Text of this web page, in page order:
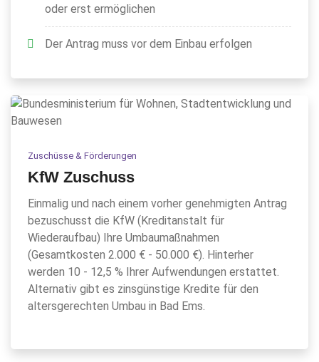
oder erst ermöglichen
Der Antrag muss vor dem Einbau erfolgen
Zuschüsse & Förderungen
KfW Zuschuss
Einmalig und nach einem vorher genehmigten Antrag
bezuschusst die KfW (Kreditanstalt für
Wiederaufbau) Ihre Umbaumaßnahmen
(Gesamtkosten 2.000 € - 50.000 €). Hinterher
werden 10 - 12,5 % Ihrer Aufwendungen erstattet.
Alternativ gibt es zinsgünstige Kredite für den
altersgerechten Umbau in Bad Ems.